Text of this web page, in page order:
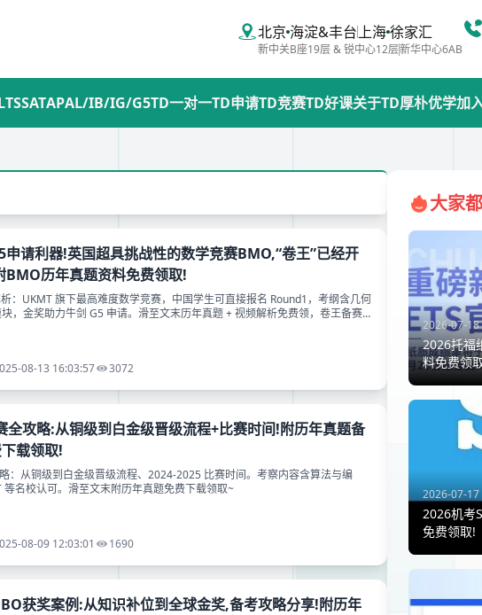
北京 海淀&丰台上海徐家汇
新中关B座19层 & 锐中心12层新华中心6AB
SATAPAL/IB/IG/G5TD一对一TD申请TD竞赛TD好课关于TD厚朴优学加
申请利器!英国超具挑战性的数学竞赛BMO,“卷王”已经开
BMO历年真题资料免费领取!
：UKMT 旗下最高难度数学竞赛，中国学生可直接报名 Round1，考纲含几何
，金奖助力牛剑 G5 申请。滑至文末历年真题 + 视频解析免费领，卷王备赛
08-13 16:03:57 3072
全攻略:从铜级到白金级晋级流程+比赛时间!附历年真题备
载领取!
：从铜级到白金级晋级流程、2024-2025 比赛时间。考察内容含算法与编
名校认可。滑至文末附历年真题免费下载领取~
08-09 12:03:01 1690
获奖案例:从知识补位到全球金奖,备考攻略分享!附历年
大家
2026-07-18
2026托福
料免费领
2026-07-17
2026机考
免费领取!